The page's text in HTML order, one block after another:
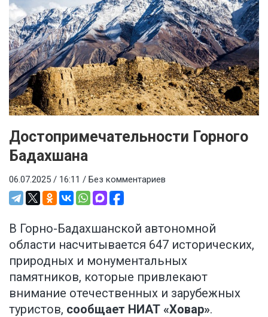
Достопримечательности Горного
Бадахшана
06.07.2025 / 16:11 / Без комментариев
В Горно-Бадахшанской автономной
области насчитывается 647 исторических,
природных и монументальных
памятников, которые привлекают
внимание отечественных и зарубежных
туристов, сообщает НИАТ «Ховар».